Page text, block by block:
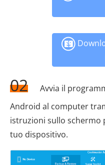
02
Avvia il
Android al computer
istruzioni sullo schermo
tuo dispositivo.